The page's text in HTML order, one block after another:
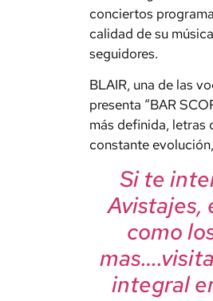
conciertos
calidad de su
seguidores.
BLAIR, una de las
presenta “BAR
más definida, letras
constante
Si te
Avistajes,
como
integral